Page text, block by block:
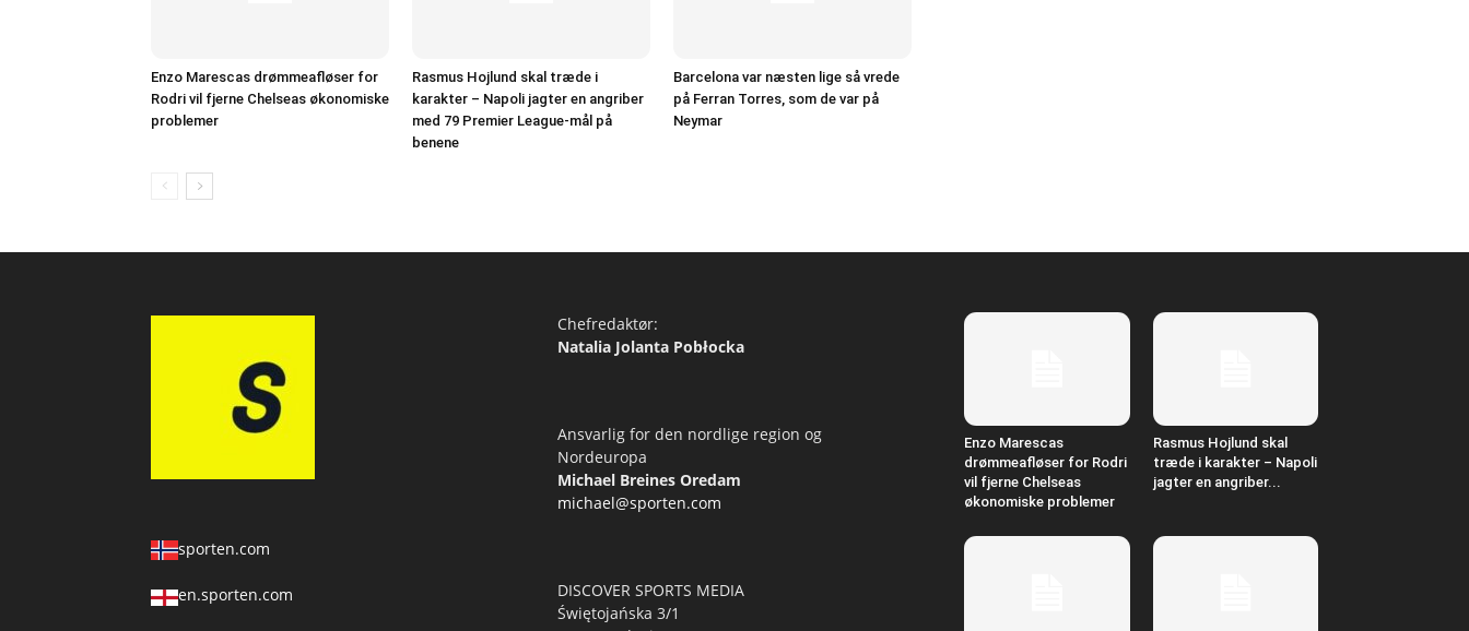
Enzo Marescas drømmeafløser for
Rodri vil fjerne Chelseas økonomiske
problemer
Rasmus Hojlund skal træde i
karakter – Napoli jagter en angriber
med 79 Premier League-mål på
benene
Barcelona var næsten lige så vrede
på Ferran Torres, som de var på
Neymar
sporten.com
en.sporten.com
Chefredaktør:
Natalia Jolanta Pobłocka
Ansvarlig for den nordlige region og
Nordeuropa
Michael Breines Oredam
michael@sporten.com
DISCOVER SPORTS MEDIA
Świętojańska 3/1
Enzo Marescas
drømmeafløser for Rodri
vil fjerne Chelseas
økonomiske problemer
Rasmus Hojlund skal
træde i karakter – Napoli
jagter en angriber...